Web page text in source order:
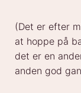
(Det er efter
at hoppe på
det er en
anden god